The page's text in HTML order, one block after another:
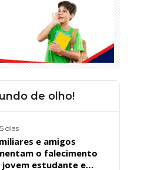
de olho!
dias
e amigos
o falecimento
jovem estudante e